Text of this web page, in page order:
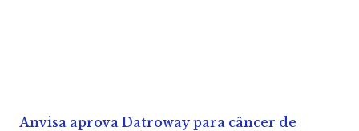
Anvisa aprova Datroway para câncer de